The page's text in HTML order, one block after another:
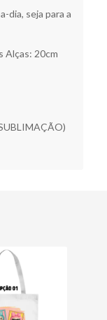
dia, seja para a
Alças: 20cm